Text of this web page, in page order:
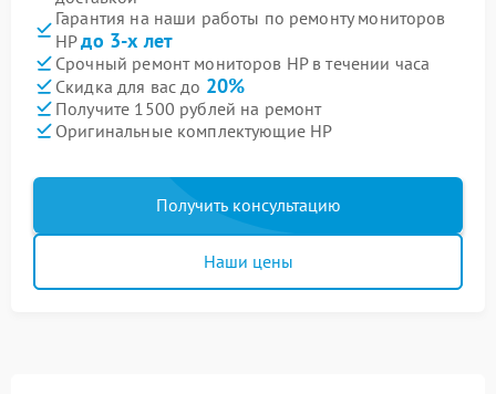
Гарантия на наши работы по ремонту мониторов
HPдо 3-х лет
Срочный ремонт мониторов HP в течении часа
Скидка для вас до 20%
Получите 1500 рублей на ремонт
Оригинальные комплектующие HP
Получить консультацию
Наши цены